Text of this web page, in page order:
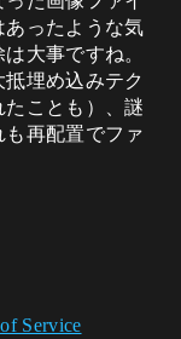
あったような気
大事ですね。
埋め込みテク
ことも）、謎
再配置でファ
Service